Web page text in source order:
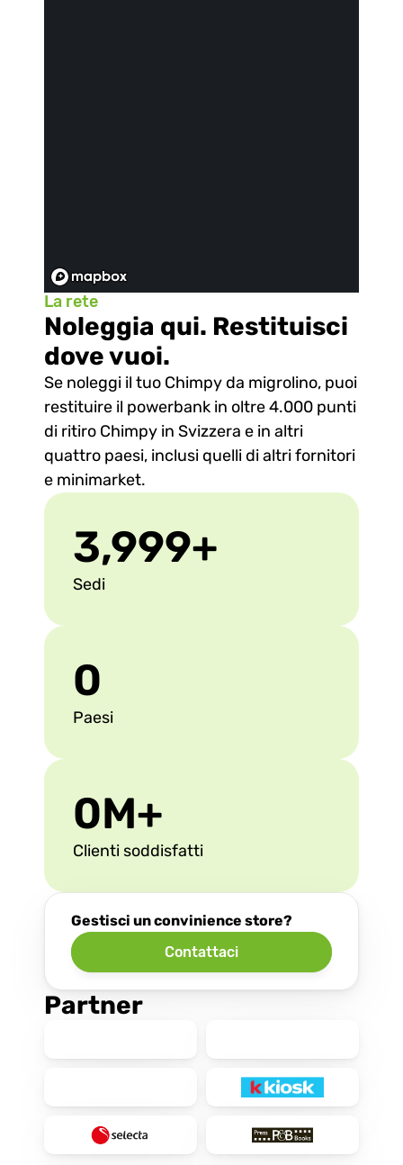
La rete
Noleggia qui. Restituisci
dove vuoi.
Se noleggi il tuo Chimpy da migrolino, puoi
restituire il powerbank in oltre 4.000 punti
di ritiro Chimpy in Svizzera e in altri
quattro paesi, inclusi quelli di altri fornitori
e minimarket.
3,999+
Sedi
0
Paesi
0M+
Clienti soddisfatti
Gestisci un convinience store?
Contattaci
Partner